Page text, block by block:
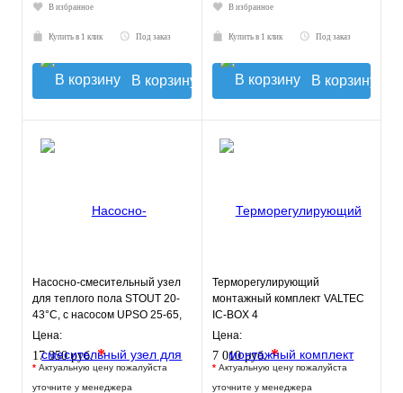
В избранное
Купить в 1 клик Под заказ
В корзину
В избранное
Купить в 1 клик Под заказ
В корзину
Насосно-смесительный узел
для теплого пола STOUT 20-
43°C, с насосом UPSO 25-65,
130 mm
Цена:
17 350 руб.*
* Актуальную цену пожалуйста
уточните у менеджера
Терморегулирующий
монтажный комплект VALTEC
IC-BOX 4
Цена:
7 010 руб.*
* Актуальную цену пожалуйста
уточните у менеджера